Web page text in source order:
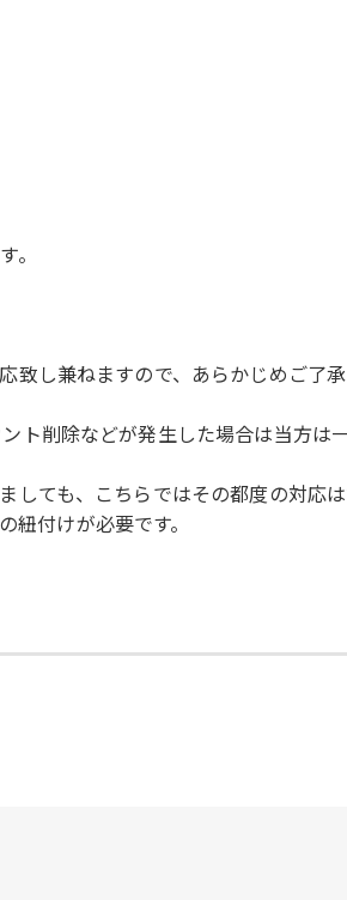
。
し兼ねますので、あらかじめご了承
ト削除などが発生した場合は当方は
ても、こちらではその都度の対応は
付けが必要です。